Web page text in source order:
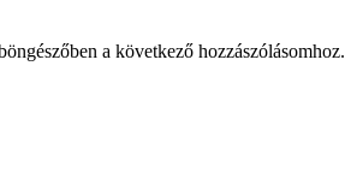
a következő hozzászólásomhoz.